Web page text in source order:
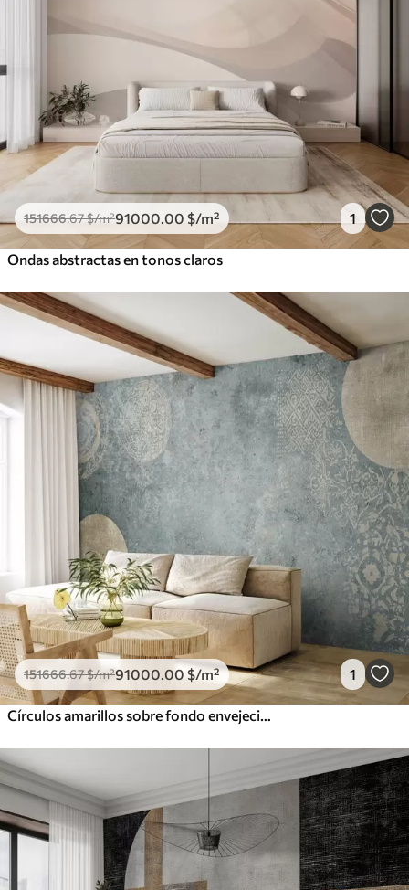
151666.67$/m²91000 .00 $/m² 1
Ondas abstractas en tonos claros
151666.67$/m²91000 .00 $/m² 1